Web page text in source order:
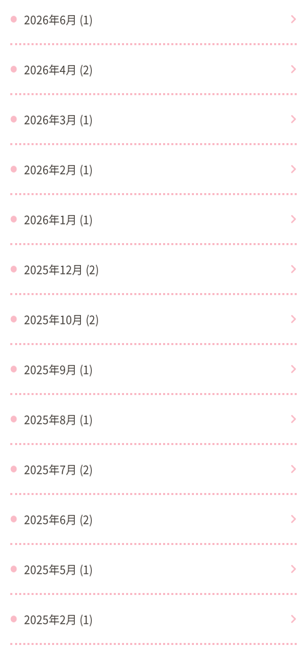
2026年6月 (1)
2026年4月 (2)
2026年3月 (1)
2026年2月 (1)
2026年1月 (1)
2025年12月 (2)
2025年10月 (2)
2025年9月 (1)
2025年8月 (1)
2025年7月 (2)
2025年6月 (2)
2025年5月 (1)
2025年2月 (1)